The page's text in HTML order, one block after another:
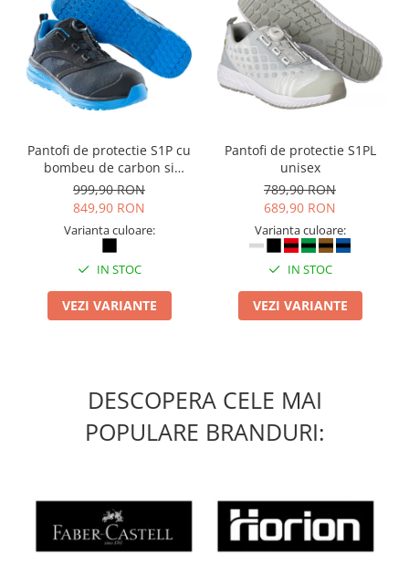
Incaltaminte
Incaltaminte de lucru si protectie
Incaltaminte de oras si munte
Echipamente medicale
Accesorii pentru protectia capului
Casti de protectie
Ochelari de protectie si viziere
Sepci, caciuli si esarfe
Pachete promotionale
Accesorii pentru protectia muncii
Diverse accesorii
Articole de unica folosinta
Flipchart-uri
Ecrane Interactive
Sisteme de afisare
Pantofi de protectie S1P cu
bombeu de carbon si
inchidere BOAÂ® Fit
999,90 RON
849,90 RON
Varianta culoare:
IN STOC
VEZI VARIANTE
Pantofi de protectie S1PL
unisex
789,90 RON
689,90 RON
Varianta culoare:
IN STOC
VEZI VARIANTE
DESCOPERA CELE MAI
POPULARE BRANDURI: